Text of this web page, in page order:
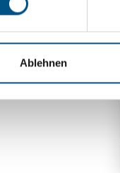
Ablehnen